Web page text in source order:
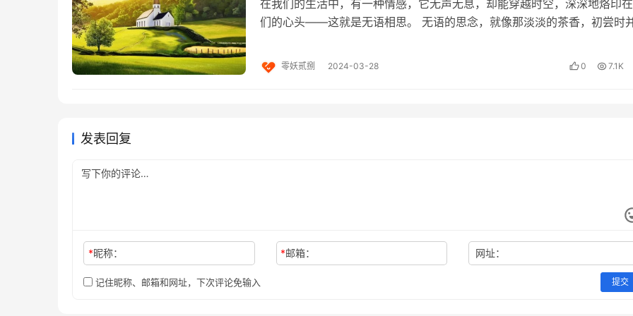
如果你尝试通过教懂别人的方法去突出，那是不是首先你要对费曼学习法有一个深入的理解才行，你要弄懂，你
让别人听懂吧。
其实这个过程可以看做是一个分解的过程，你会把费曼学习法这个方法大卸八块，每一个部位都看得特别清楚，
才能真正理解这个方法。
每一个部分你仍然需要大卸八块，一直往深处拆，就能够拆到本质了。
当你连本质都理解了，那自然能够教给别人了。
其实整个费曼学习法的操作过程，就是拆、合、拆、合，和你小时候拼装乐高玩具一样，拆、合久了，你对玩具
悉程度也一定是远胜于那些只拆或者只合的人。
在我们的生活中，有一种情感，它无声无息，却能穿越时空，深深地烙印
们的心头——这就是无语相思。 无语的思念，就像那淡淡的茶香，初尝时
零妖贰捌 2024-03-28 0 7.1K
发表回复
*昵称： *邮箱： 网址：
记住昵称、邮箱和网址，下次评论免输入 提交